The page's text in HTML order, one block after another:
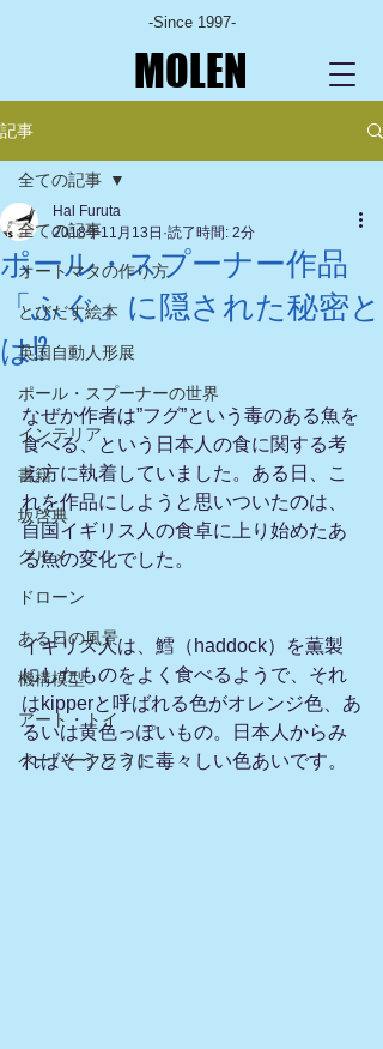
-Since 1997-
MOLEN
記事
全ての記事
オートマタの作り方
とびだす絵本
英国自動人形展
ポール・スプーナーの世界
インテリア
書籍
坂啓典
グルメ
ドローン
ある日の風景
機構模型
アート・トイ
ペーパークラフト
全ての記事
ポール・スプーナー作品
「ふぐ」に隠された秘密と
は⁉
Hal Furuta
2018年11月13日 読了時間: 2分
なぜか作者は”フグ”という毒のある魚を
食べる、という日本人の食に関する考
え方に執着していました。ある日、こ
れを作品にしようと思いついたのは、
自国イギリス人の食卓に上り始めたあ
る魚の変化でした。
イギリス人は、鱈（haddock）を薫製
にしたものをよく食べるようで、それ
はkipperと呼ばれる色がオレンジ色、あ
るいは黄色っぽいもの。日本人からみ
ればそうとうに毒々しい色あいです。